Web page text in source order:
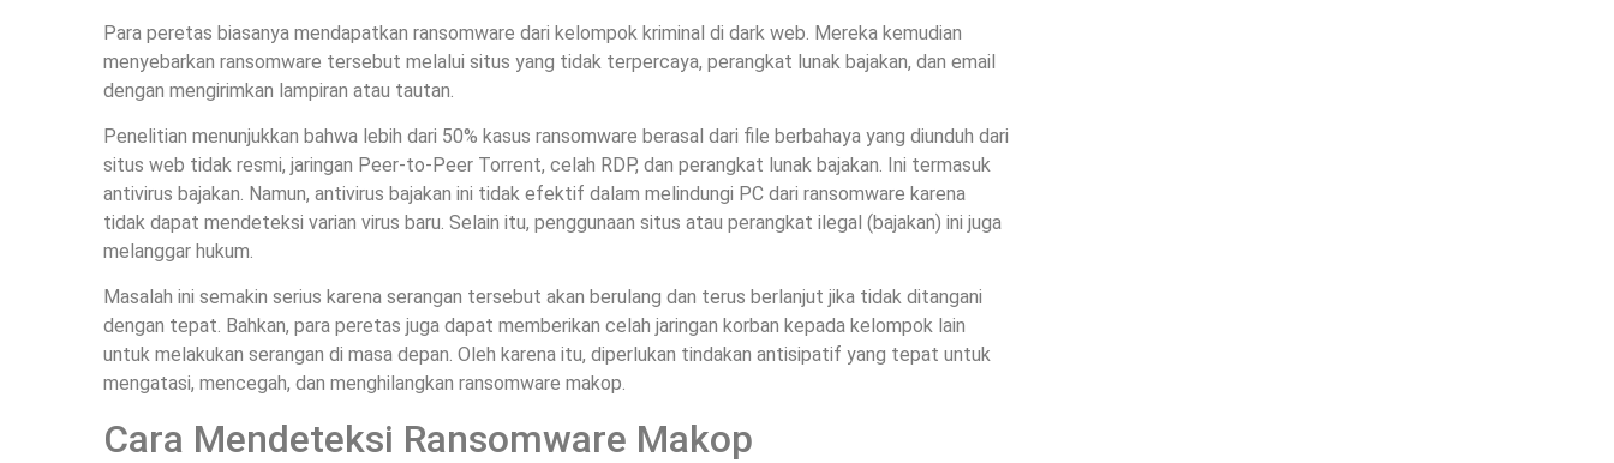
Para peretas biasanya mendapatkan ransomware dari kelompok kriminal di dark web. Mereka kemudian
menyebarkan ransomware tersebut melalui situs yang tidak terpercaya, perangkat lunak bajakan, dan email
dengan mengirimkan lampiran atau tautan.
Penelitian menunjukkan bahwa lebih dari 50% kasus ransomware berasal dari file berbahaya yang diunduh dari
situs web tidak resmi, jaringan Peer-to-Peer Torrent, celah RDP, dan perangkat lunak bajakan. Ini termasuk
antivirus bajakan. Namun, antivirus bajakan ini tidak efektif dalam melindungi PC dari ransomware karena
tidak dapat mendeteksi varian virus baru. Selain itu, penggunaan situs atau perangkat ilegal (bajakan) ini juga
melanggar hukum.
Masalah ini semakin serius karena serangan tersebut akan berulang dan terus berlanjut jika tidak ditangani
dengan tepat. Bahkan, para peretas juga dapat memberikan celah jaringan korban kepada kelompok lain
untuk melakukan serangan di masa depan. Oleh karena itu, diperlukan tindakan antisipatif yang tepat untuk
mengatasi, mencegah, dan menghilangkan ransomware makop.
Cara Mendeteksi Ransomware Makop